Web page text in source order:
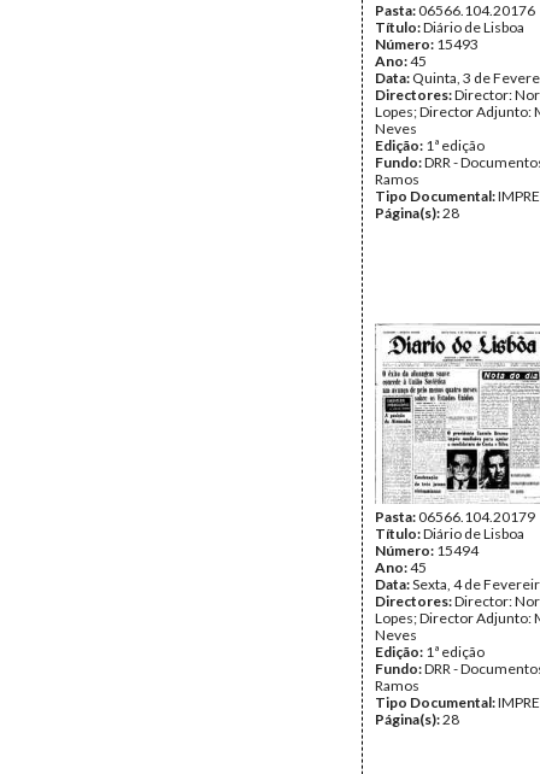
Pasta:06566.104.20176
Título:Diário de Lisboa
Número: 15493
Ano:45
Data: Quinta, 3 de
Directores:Director:
Lopes; Director Adjunto:
Neves
Edição: 1ª edição
Fundo:DRR -
Ramos
Tipo Documental:
Página(s):28
Pasta:06566.104.20179
Título:Diário de Lisboa
Número: 15494
Ano:45
Data:Sexta, 4 de
Directores:Director:
Lopes; Director Adjunto:
Neves
Edição: 1ª edição
Fundo:DRR -
Ramos
Tipo Documental:
Página(s):28